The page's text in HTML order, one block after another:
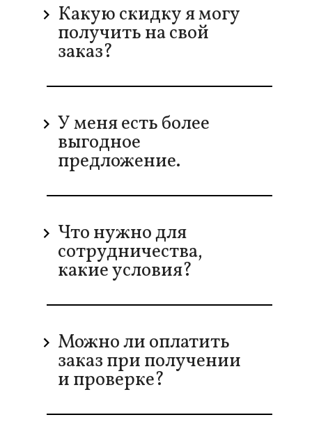
Какую скидку я могу
получить на свой
заказ?
У меня есть более
выгодное
предложение.
Что нужно для
сотрудничества,
какие условия?
Можно ли оплатить
заказ при получении
и проверке?